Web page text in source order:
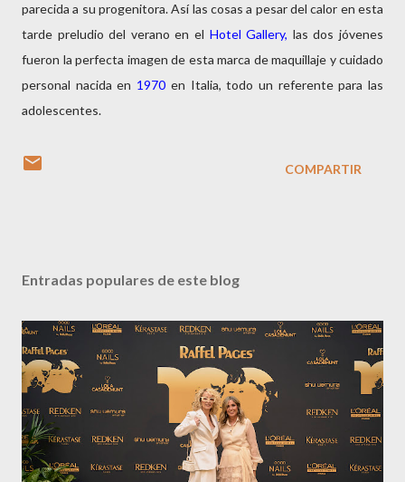
parecida a su progenitora. Así las cosas a pesar del calor en esta
tarde preludio del verano en el Hotel Gallery, las dos jóvenes
fueron la perfecta imagen de esta marca de maquillaje y cuidado
personal nacida en 1970 en Italia, todo un referente para las
adolescentes.
COMPARTIR
Entradas populares de este blog